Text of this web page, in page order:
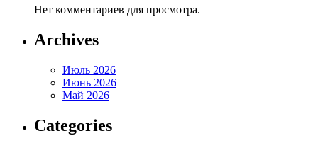
Нет комментариев для просмотра.
Archives
Июль 2026
Июнь 2026
Май 2026
Categories